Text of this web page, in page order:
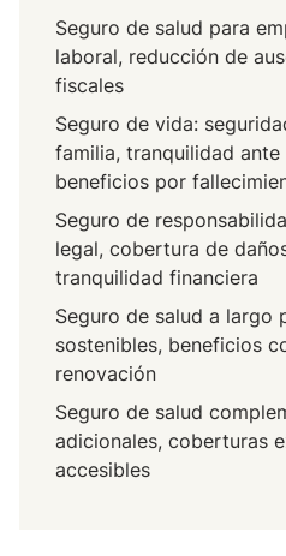
Seguro de salud para
laboral, reducción de
fiscales
Seguro de vida:
familia, tranquilidad
beneficios por
Seguro de
legal, cobertura de
tranquilidad financiera
Seguro de salud a largo
sostenibles, beneficios
renovación
Seguro de salud
adicionales, coberturas
accesibles